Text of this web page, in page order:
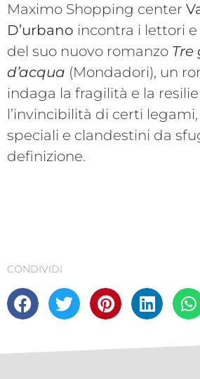
Maximo Shopping center
D’urbano incontra i lettori
del suo nuovo romanzo Tre
d’acqua (Mondadori), un
indaga la fragilità e la
l’invincibilità di certi
speciali e clandestini da
definizione.
CONDIVIDI